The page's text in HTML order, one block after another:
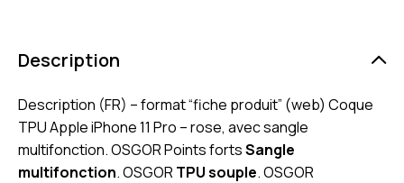
Description
Description (FR) – format “fiche produit” (web) Coque
TPU Apple iPhone 11 Pro – rose, avec sangle
multifonction. OSGOR Points fortsSangle
multifonction. OSGORTPU souple. OSGOR